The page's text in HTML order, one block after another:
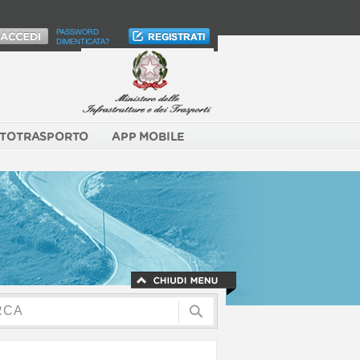
PASSWORD
DIMENTICATA?
APP MOBILE